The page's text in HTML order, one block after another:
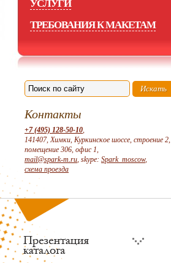
УСЛУГИ
ТРЕБОВАНИЯ К МАКЕТАМ
Контакты
+7 (495) 128-50-10,
141407, Химки, Куркинское шоссе, строение 2,
помещение 306, офис 1,
mail@spark-m.ru, skype: Spark_moscow,
схема проезда